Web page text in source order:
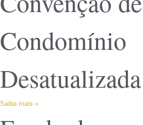
Condomínio
Saiba mais »